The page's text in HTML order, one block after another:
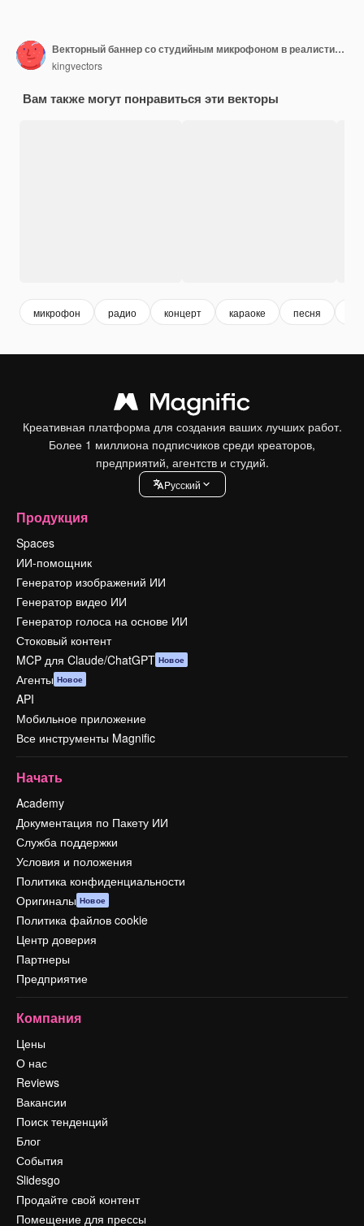
Векторный баннер со студийным микрофоном в реалистичном стиле караоке-баннер с элементом гранж-коллажа
kingvectors
Вам также могут понравиться эти векторы
микрофон радио концерт караоке песня
Креативная платформа для создания ваших лучших работ.
Более 1 миллиона подписчиков среди креаторов,
предприятий, агентств и студий.
Pусский
Продукция
Spaces
ИИ-помощник
Генератор изображений ИИ
Генератор видео ИИ
Генератор голоса на основе ИИ
Стоковый контент
MCP для Claude/ChatGPT Новое
Агенты Новое
API
Мобильное приложение
Все инструменты Magnific
Начать
Academy
Документация по Пакету ИИ
Служба поддержки
Условия и положения
Политика конфиденциальности
Оригиналы Новое
Политика файлов cookie
Центр доверия
Партнеры
Предприятие
Компания
Цены
О нас
Reviews
Вакансии
Поиск тенденций
Блог
События
Slidesgo
Продайте свой контент
Помещение для прессы